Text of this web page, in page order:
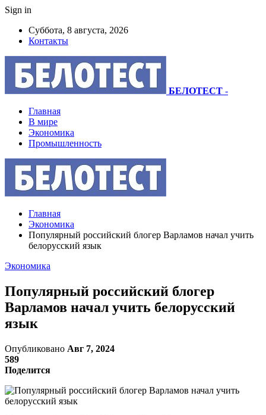
Sign in
Суббота, 8 августа, 2026
Контакты
БЕЛОТЕСТ -
Главная
В мире
Экономика
Промышленность
Главная
Экономика
Популярный российский блогер Варламов начал учить
белорусский язык
Экономика
Популярный российский блогер
Варламов начал учить белорусский
язык
Опубликовано Авг 7, 2024
589
Поделится